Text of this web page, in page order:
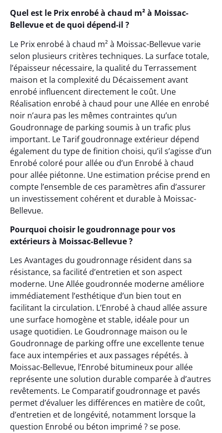
Quel est le Prix enrobé à chaud m² à Moissac-
Bellevue et de quoi dépend-il ?
Le Prix enrobé à chaud m² à Moissac-Bellevue varie
selon plusieurs critères techniques. La surface totale,
l’épaisseur nécessaire, la qualité du Terrassement
maison et la complexité du Décaissement avant
enrobé influencent directement le coût. Une
Réalisation enrobé à chaud pour une Allée en enrobé
noir n’aura pas les mêmes contraintes qu’un
Goudronnage de parking soumis à un trafic plus
important. Le Tarif goudronnage extérieur dépend
également du type de finition choisi, qu’il s’agisse d’un
Enrobé coloré pour allée ou d’un Enrobé à chaud
pour allée piétonne. Une estimation précise prend en
compte l’ensemble de ces paramètres afin d’assurer
un investissement cohérent et durable à Moissac-
Bellevue.
Pourquoi choisir le goudronnage pour vos
extérieurs à Moissac-Bellevue ?
Les Avantages du goudronnage résident dans sa
résistance, sa facilité d’entretien et son aspect
moderne. Une Allée goudronnée moderne améliore
immédiatement l’esthétique d’un bien tout en
facilitant la circulation. L’Enrobé à chaud allée assure
une surface homogène et stable, idéale pour un
usage quotidien. Le Goudronnage maison ou le
Goudronnage de parking offre une excellente tenue
face aux intempéries et aux passages répétés. à
Moissac-Bellevue, l’Enrobé bitumineux pour allée
représente une solution durable comparée à d’autres
revêtements. Le Comparatif goudronnage et pavés
permet d’évaluer les différences en matière de coût,
d’entretien et de longévité, notamment lorsque la
question Enrobé ou béton imprimé ? se pose.